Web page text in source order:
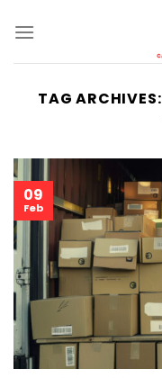
TAG ARCHIVES:
09
Feb